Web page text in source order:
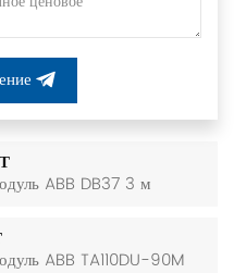
ABB DB37 3 м
ABB TA110DU-90M